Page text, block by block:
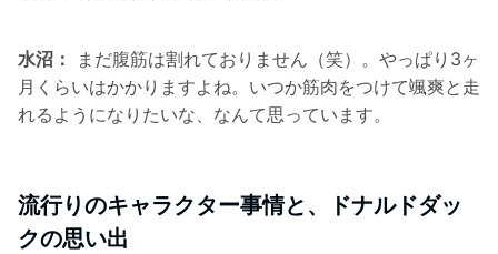
水沼：
まだ腹筋は割れておりません（笑）。やっぱり3ヶ
月くらいはかかりますよね。いつか筋肉をつけて颯爽と走
れるようになりたいな、なんて思っています。
流行りのキャラクター事情と、ドナルドダッ
クの思い出